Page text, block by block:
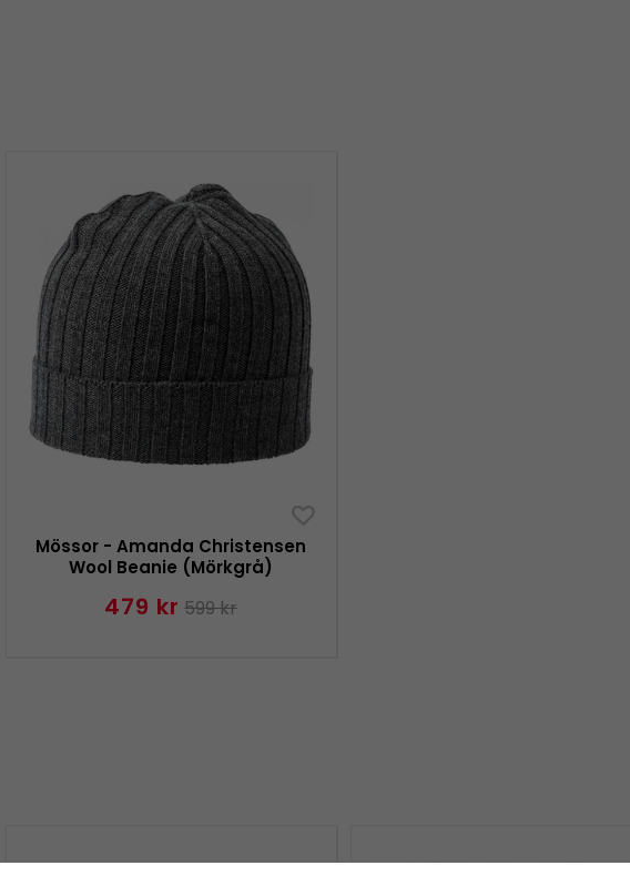
Mössor - Amanda Christensen
Wool Beanie (Mörkgrå)
479 kr 599 kr